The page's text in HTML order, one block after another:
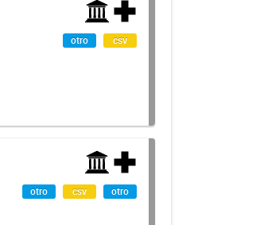
otro csv
otro csv otro